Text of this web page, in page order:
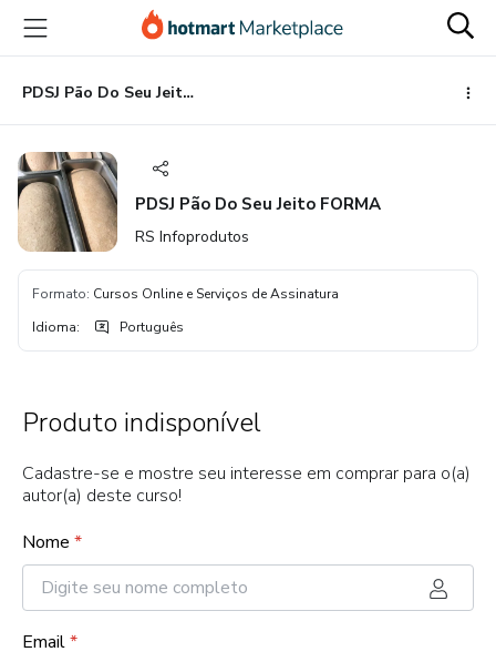
para
conteúdo
principal
para
pagamento
para
rodapé
PDSJ Pão Do Seu Jeito FORMA
PDSJ Pão Do Seu Jeito FORMA
RS Infoprodutos
Formato: Cursos Online e Serviços de Assinatura
Idioma: Português
Produto indisponível
Cadastre-se e mostre seu interesse em comprar para o(a)
autor(a) deste curso!
Nome *
Email*